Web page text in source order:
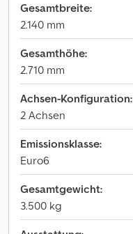
Gesamtbreite:
2.140 mm
Gesamthöhe:
2.710 mm
Achsen-Konfiguration:
2 Achsen
Emissionsklasse:
Euro6
Gesamtgewicht:
3.500 kg